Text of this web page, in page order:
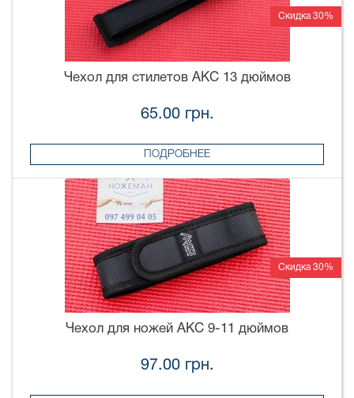
Скидка 30%
Чехол для стилетов AKC 13 дюймов
65.00 грн.
ПОДРОБНЕЕ
Скидка 30%
Чехол для ножей AKC 9-11 дюймов
97.00 грн.